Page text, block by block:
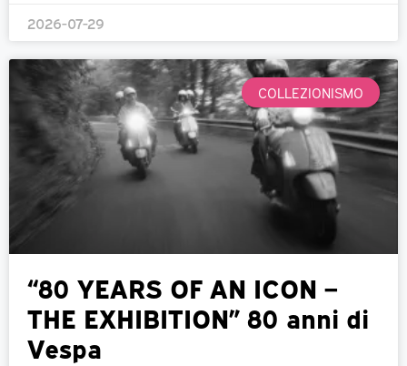
2026-07-29
COLLEZIONISMO
“80 YEARS OF AN ICON –
THE EXHIBITION” 80 anni di
Vespa